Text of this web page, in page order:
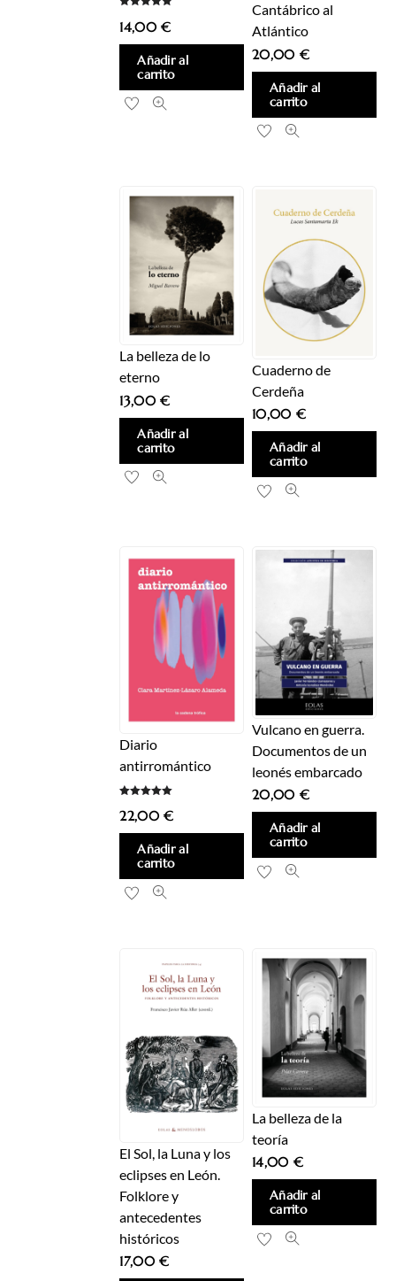
con
5.00
de 5
14,00€
Añadir al
carrito
Cantábrico al
Atlántico
20,00 €
Añadir al
carrito
La belleza de lo
eterno
13,00€
Añadir al
carrito
Cuaderno de
Cerdeña
10,00 €
Añadir al
carrito
Diario
antirromántico
con
5.00
de 5
22,00€
Añadir al
carrito
Vulcano en guerra.
Documentos de un
leonés embarcado
20,00 €
Añadir al
carrito
El Sol, la Luna y los
eclipses en León.
Folklore y
antecedentes
históricos
17,00€
La belleza de la
teoría
14,00 €
Añadir al
carrito